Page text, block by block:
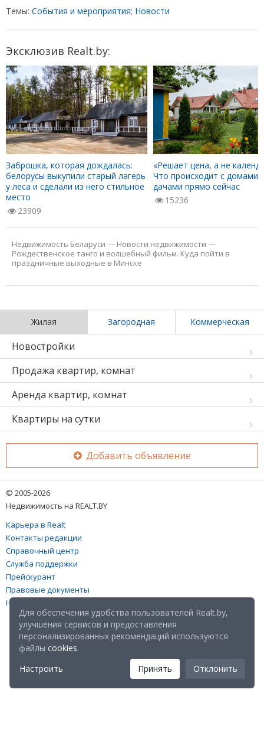
Темы: События и мероприятия; Новости
Эксклюзив Realt.by:
Заброшка, которая дождалась:
белорусы выкупили старый лагерь
у леса и сделали из него стильное
место
23909
«Решает цена, а не
Что происходит с домами
дачами прямо сейчас
15236
Недвижимость Беларуси — Новости недвижимости —
Рождественское танго и волшебный фильм. Куда пойти в
праздничные выходные в Минске
Жилая Загородная Коммерческая
Новостройки
Продажа квартир, комнат
Аренда квартир, комнат
Квартиры на сутки
Добавить объявление
© 2005-2026
Недвижимость на REALT.BY
Карьера в Realt
Контакты редакции
Справочный центр
Служба поддержки
Прейскурант
Правовые документы
Настройка файлов cookies
Для обеспечения удобства пользователей Realt.by,
улучшения сервисов и предоставления
персонализированных рекомендаций используются
файлы cookies.
Настроить
Принять Отклонить